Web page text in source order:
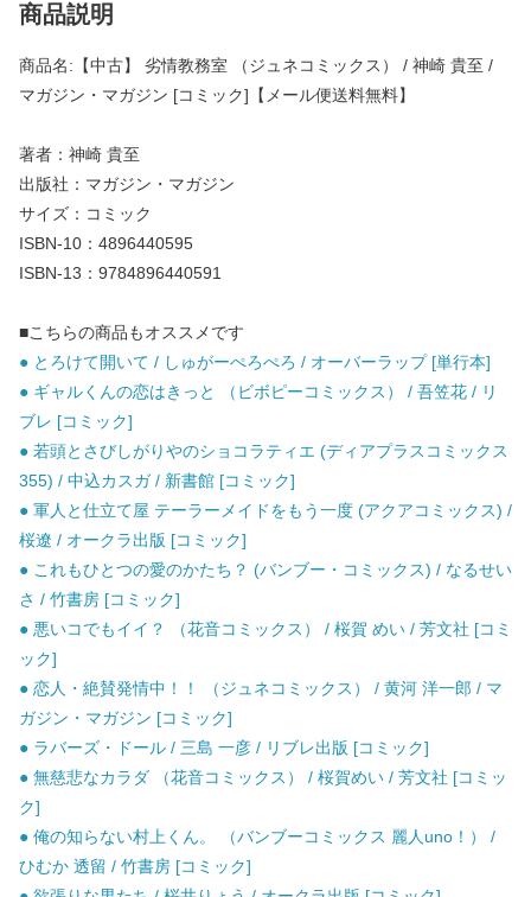
商品説明
商品名:【中古】 劣情教務室 （ジュネコミックス） / 神崎 貴至 /
マガジン・マガジン [コミック]【メール便送料無料】
著者：神崎 貴至
出版社：マガジン・マガジン
サイズ：コミック
ISBN-10：4896440595
ISBN-13：9784896440591
■こちらの商品もオススメです
● とろけて開いて / しゅがーぺろぺろ / オーバーラップ [単行本]
● ギャルくんの恋はきっと （ビボピーコミックス） / 吾笠花 / リ
ブレ [コミック]
● 若頭とさびしがりやのショコラティエ (ディアプラスコミックス
355) / 中込カスガ / 新書館 [コミック]
● 軍人と仕立て屋 テーラーメイドをもう一度 (アクアコミックス) /
桜遼 / オークラ出版 [コミック]
● これもひとつの愛のかたち？ (バンブー・コミックス) / なるせい
さ / 竹書房 [コミック]
● 悪いコでもイイ？ （花音コミックス） / 桜賀 めい / 芳文社 [コミ
ック]
● 恋人・絶賛発情中！！ （ジュネコミックス） / 黄河 洋一郎 / マ
ガジン・マガジン [コミック]
● ラバーズ・ドール / 三島 一彦 / リブレ出版 [コミック]
● 無慈悲なカラダ （花音コミックス） / 桜賀めい / 芳文社 [コミッ
ク]
● 俺の知らない村上くん。 （バンブーコミックス 麗人uno！） /
ひむか 透留 / 竹書房 [コミック]